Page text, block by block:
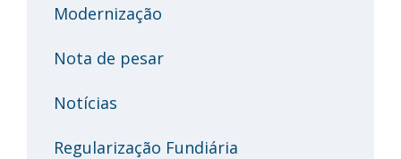
Modernização
Nota de pesar
Notícias
Regularização Fundiária